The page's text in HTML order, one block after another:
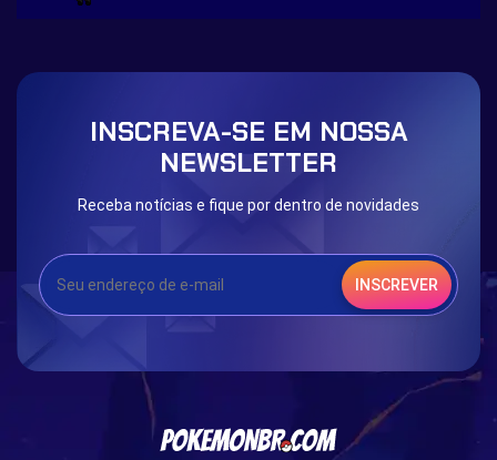
INSCREVA-SE EM NOSSA
NEWSLETTER
Receba notícias e fique por dentro de novidades
INSCREVER